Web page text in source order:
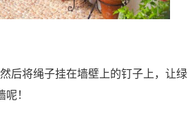
后将绳子挂在墙壁上的钉子上，让绿
！